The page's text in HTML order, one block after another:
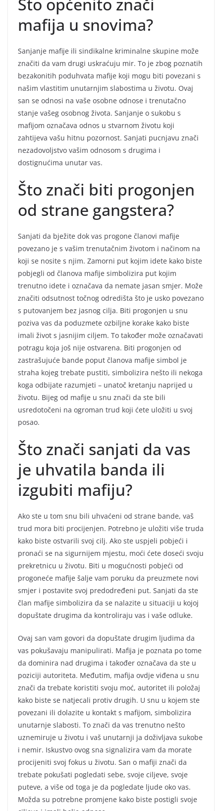
mafija u snovima?
Sanjanje mafije ili sindikalne kriminalne skupine može
značiti da vam drugi uskraćuju mir. To je zbog poznatih
bezakonitih poduhvata mafije koji mogu biti povezani s
našim vlastitim unutarnjim slabostima u životu. Ovaj
san se odnosi na vaše osobne odnose i trenutačno
stanje vašeg osobnog života. Sanjanje o sukobu s
mafijom označava odnos u stvarnom životu koji
zahtijeva vašu hitnu pozornost. Sanjati pucnjavu znači
nezadovoljstvo vašim odnosom s drugima i
dostignućima unutar vas.
Što znači biti progonjen
od strane gangstera?
Sanjati da bježite dok vas progone članovi mafije
povezano je s vašim trenutačnim životom i načinom na
koji se nosite s njim. Zamorni put kojim idete kako biste
pobjegli od članova mafije simbolizira put kojim
trenutno idete i označava da nemate jasan smjer. Može
značiti odsutnost točnog odredišta što je usko povezano
s putovanjem bez jasnog cilja. Biti progonjen u snu
poziva vas da poduzmete ozbiljne korake kako biste
imali život s jasnijim ciljem. To također može označavati
potragu koja još nije ostvarena. Biti progonjen od
zastrašujuće bande poput članova mafije simbol je
straha kojeg trebate pustiti, simbolizira nešto ili nekoga
koga odbijate razumjeti – unatoč kretanju naprijed u
životu. Bijeg od mafije u snu znači da ste bili
usredotočeni na ogroman trud koji ćete uložiti u svoj
posao.
Što znači sanjati da vas
je uhvatila banda ili
izgubiti mafiju?
Ako ste u tom snu bili uhvaćeni od strane bande, vaš
trud mora biti procijenjen. Potrebno je uložiti više truda
kako biste ostvarili svoj cilj. Ako ste uspjeli pobjeći i
pronaći se na sigurnijem mjestu, moći ćete doseći svoju
prekretnicu u životu. Biti u mogućnosti pobjeći od
progoneće mafije šalje vam poruku da preuzmete novi
smjer i postavite svoj predodređeni put. Sanjati da ste
član mafije simbolizira da se nalazite u situaciji u kojoj
dopuštate drugima da kontroliraju vas i vaše odluke.
Ovaj san vam govori da dopuštate drugim ljudima da
vas pokušavaju manipulirati. Mafija je poznata po tome
da dominira nad drugima i također označava da ste u
poziciji autoriteta. Međutim, mafija ovdje viđena u snu
znači da trebate koristiti svoju moć, autoritet ili položaj
kako biste se natjecali protiv drugih. U snu u kojem ste
povezani ili dolazite u kontakt s mafijom, simbolizira
unutarnje slabosti. To znači da vas trenutno nešto
uznemiruje u životu i vaš unutarnji ja doživljava sukobe
i nemir. Iskustvo ovog sna signalizira vam da morate
procijeniti svoj fokus u životu. San o mafiji znači da
trebate pokušati pogledati sebe, svoje ciljeve, svoje
puteve, a više od toga je da pogledate ljude oko vas.
Možda su potrebne promjene kako biste postigli svoje